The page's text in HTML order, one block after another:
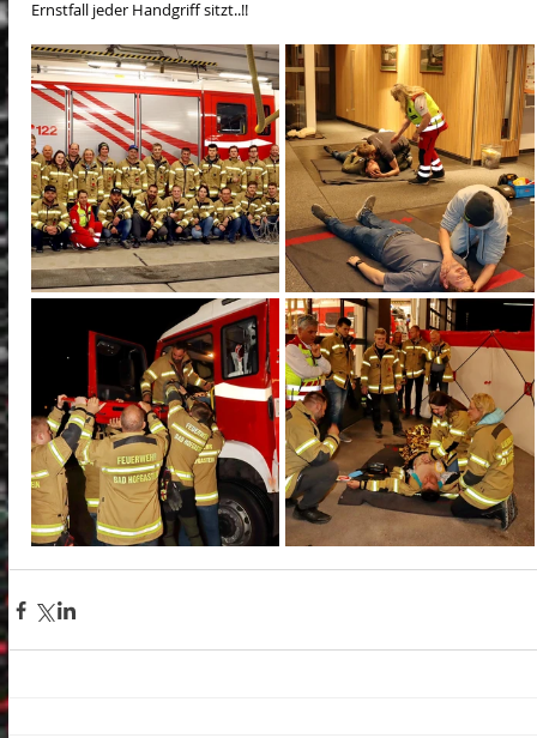
Ernstfall jeder Handgriff sitzt..!!